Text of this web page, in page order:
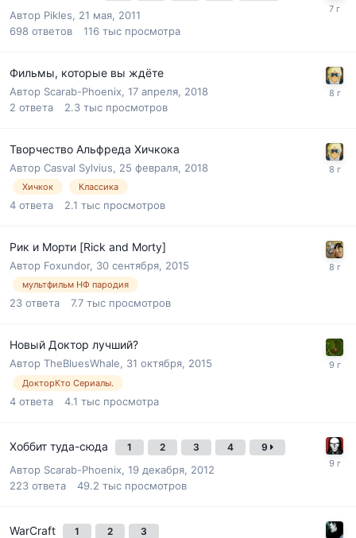
Автор Pikles, 21 мая, 2011
698 ответов 116 тыс просмотра
Фильмы, которые вы ждёте
Автор Scarab-Phoenix, 17 апреля, 2018
2 ответа 2.3 тыс просмотров
Творчество Альфреда Хичкока
Автор Casval Sylvius, 25 февраля, 2018
Хичкок Классика
4 ответа 2.1 тыс просмотров
Рик и Морти [Rick and Morty]
Автор Foxundor, 30 сентября, 2015
мультфильм НФ пародия
23 ответа 7.7 тыс просмотров
Новый Доктор лучший?
Автор TheBluesWhale, 31 октября, 2015
ДокторКто Сериалы.
4 ответа 4.1 тыс просмотра
Хоббит туда-сюда 1 2 3 4 9
Автор Scarab-Phoenix, 19 декабря, 2012
223 ответа 49.2 тыс просмотров
WarCraft 1 2 3